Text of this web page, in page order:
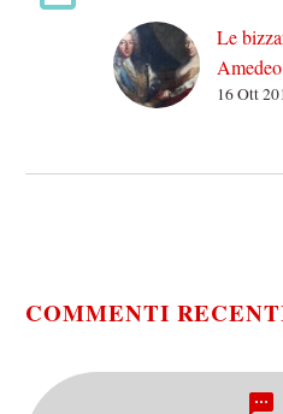
Le
divenne
16 Ott
COMMENTI